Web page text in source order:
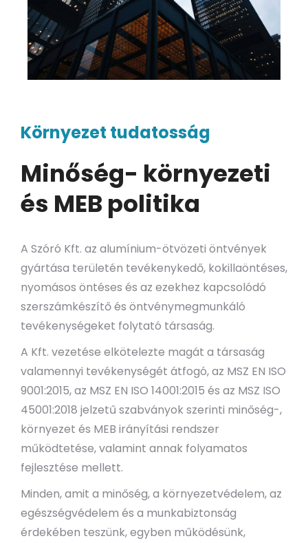
Környezet tudatosság
Minőség- környezeti
és MEB politika
A Szóró Kft. az alumínium-ötvözeti öntvények
gyártása területén tevékenykedő, kokillaöntéses,
nyomásos öntéses és az ezekhez kapcsolódó
szerszámkészítő és öntvénymegmunkáló
tevékenységeket folytató társaság.
A Kft. vezetése elkötelezte magát a társaság
valamennyi tevékenységét átfogó, az MSZ EN ISO
9001:2015, az MSZ EN ISO 14001:2015 és az MSZ ISO
45001:2018 jelzetű szabványok szerinti minőség-,
környezet és MEB irányítási rendszer
működtetése, valamint annak folyamatos
fejlesztése mellett.
Minden, amit a minőség, a környezetvédelem, az
egészségvédelem és a munkabiztonság
érdekében teszünk, egyben működésünk,